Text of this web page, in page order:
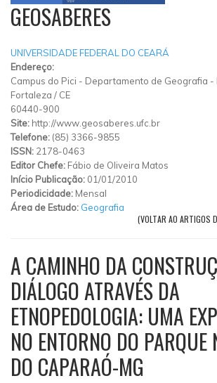
GEOSABERES
UNIVERSIDADE FEDERAL DO CEARÁ
Endereço:
Campus do Pici - Departamento de Geografia -
Fortaleza / CE
60440-900
Site: http://www.geosaberes.ufc.br
Telefone: (85) 3366-9855
ISSN: 2178-0463
Editor Chefe: Fábio de Oliveira Matos
Início Publicação: 01/01/2010
Periodicidade: Mensal
Área de Estudo: Geografia
(VOLTAR AO ARTIGOS
A CAMINHO DA
DIÁLOGO ATRAVÉS DA
ETNOPEDOLOGIA: UMA
NO ENTORNO DO PARQUE
DO CAPARAÓ-MG